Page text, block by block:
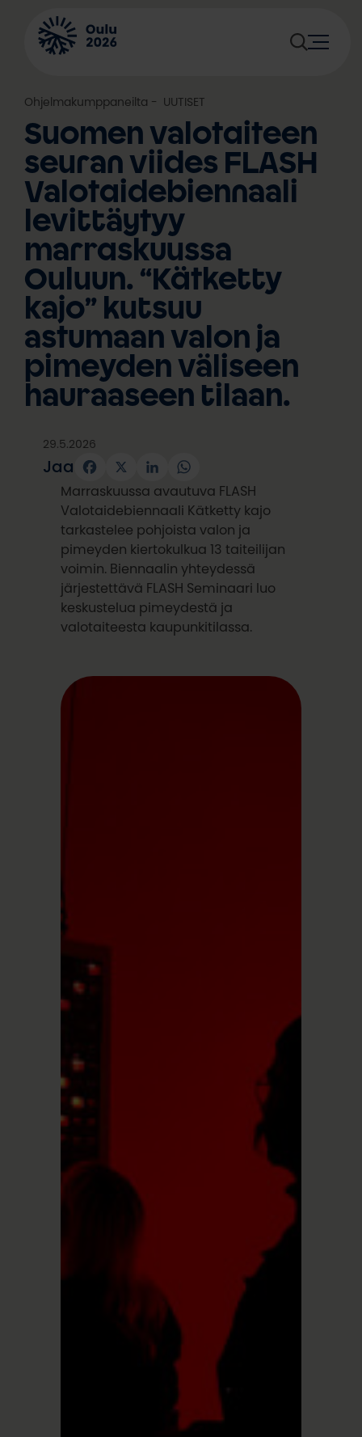
sisältöön
Ohjelmakumppaneilta UUTISET
Suomen valotaiteen
seuran viides FLASH
Valotaidebiennaali
levittäytyy
marraskuussa
Ouluun. “Kätketty
kajo” kutsuu
astumaan valon ja
pimeyden väliseen
hauraaseen tilaan.
29.5.2026
Jaa Facebook
X LinkedInWhatsApp
Marraskuussa avautuva FLASH
Valotaidebiennaali Kätketty kajo
tarkastelee pohjoista valon ja
pimeyden kiertokulkua 13 taiteilijan
voimin. Biennaalin yhteydessä
järjestettävä FLASH Seminaari luo
keskustelua pimeydestä ja
valotaiteesta kaupunkitilassa.